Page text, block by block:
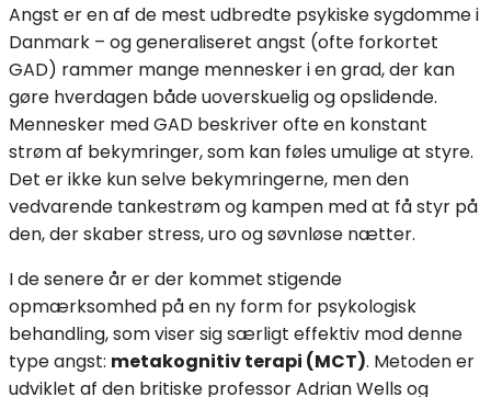
Angst er en af de mest udbredte psykiske sygdomme i
Danmark – og generaliseret angst (ofte forkortet
GAD) rammer mange mennesker i en grad, der kan
gøre hverdagen både uoverskuelig og opslidende.
Mennesker med GAD beskriver ofte en konstant
strøm af bekymringer, som kan føles umulige at styre.
Det er ikke kun selve bekymringerne, men den
vedvarende tankestrøm og kampen med at få styr på
den, der skaber stress, uro og søvnløse nætter.
I de senere år er der kommet stigende
opmærksomhed på en ny form for psykologisk
behandling, som viser sig særligt effektiv mod denne
type angst: metakognitiv terapi (MCT). Metoden er
udviklet af den britiske professor Adrian Wells og